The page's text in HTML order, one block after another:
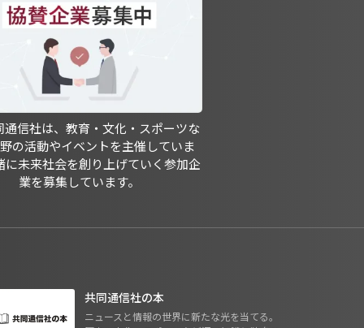
通信社は、教育・文化・スポーツな
の活動やイベントを主催していま
に未来社会を創り上げていく参加企
業を募集しています。
共同通信社の本
ニュースと情報の世界に新たな光を当てる。